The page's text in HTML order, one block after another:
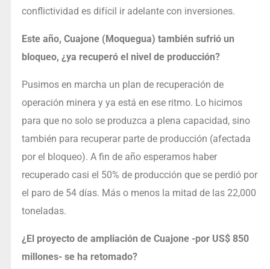
conflictividad es difícil ir adelante con inversiones.
Este año, Cuajone (Moquegua) también sufrió un
bloqueo, ¿ya recuperó el nivel de producción?
Pusimos en marcha un plan de recuperación de
operación minera y ya está en ese ritmo. Lo hicimos
para que no solo se produzca a plena capacidad, sino
también para recuperar parte de producción (afectada
por el bloqueo). A fin de año esperamos haber
recuperado casi el 50% de producción que se perdió por
el paro de 54 días. Más o menos la mitad de las 22,000
toneladas.
¿El proyecto de ampliación de Cuajone -por US$ 850
millones- se ha retomado?